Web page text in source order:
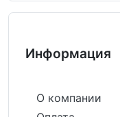
Информация
О компании